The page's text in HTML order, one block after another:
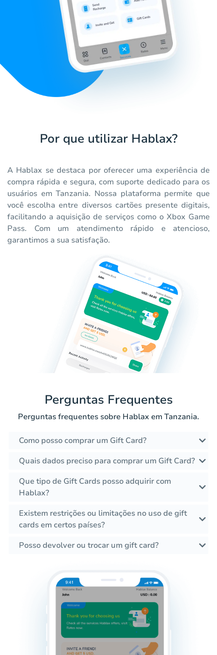
Por que utilizar Hablax?
A Hablax se destaca por oferecer uma experiência de
compra rápida e segura, com suporte dedicado para os
usuários em Tanzania. Nossa plataforma permite que
você escolha entre diversos cartões presente digitais,
facilitando a aquisição de serviços como o Xbox Game
Pass. Com um atendimento rápido e atencioso,
garantimos a sua satisfação.
Perguntas Frequentes
Perguntas frequentes sobre Hablax em Tanzania.
Como posso comprar um Gift Card?
Quais dados preciso para comprar um Gift Card?
Que tipo de Gift Cards posso adquirir com
Hablax?
Existem restrições ou limitações no uso de gift
cards em certos países?
Posso devolver ou trocar um gift card?